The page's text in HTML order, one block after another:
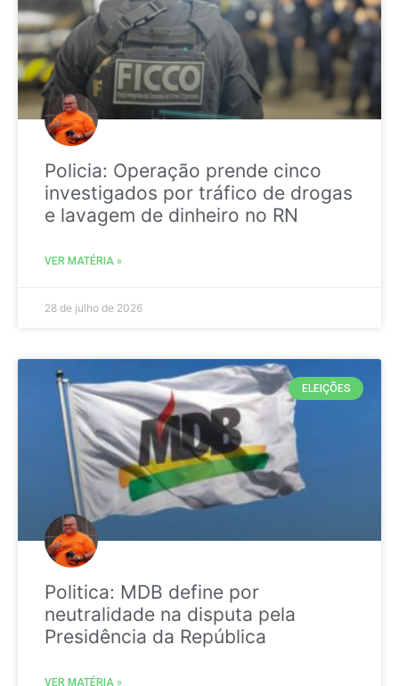
Policia: Operação prende cinco
investigados por tráfico de drogas
e lavagem de dinheiro no RN
VER MATÉRIA »
28 de julho de 2026
ELEIÇÕES
Politica: MDB define por
neutralidade na disputa pela
Presidência da República
VER MATÉRIA »